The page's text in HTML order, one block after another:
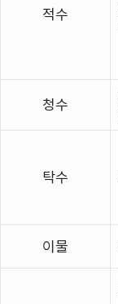
다.
적수
청수
탁수
이물